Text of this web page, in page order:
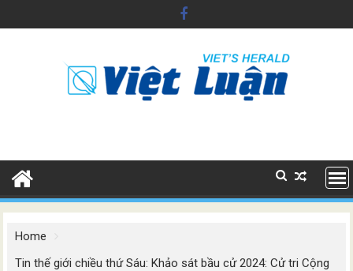
to
Home
Tin thế giới chiều thứ Sáu: Khảo sát bầu cử 2024: Cử tri Cộng